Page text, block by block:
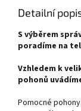
Detailní
S výběrem
poradíme na
Vzhledem k
pohonů
Pomocné